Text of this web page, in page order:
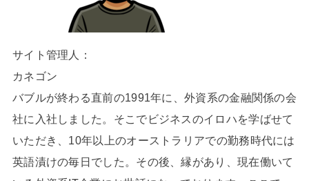
サイト管理人：
カネゴン
バブルが終わる直前の1991年に、外資系の金融関係の会
社に入社しました。そこでビジネスのイロハを学ばせて
いただき、10年以上のオーストラリアでの勤務時代には
英語漬けの毎日でした。その後、縁があり、現在働いて